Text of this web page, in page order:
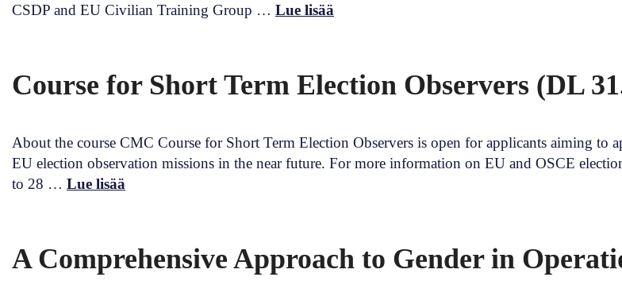
CSDP and EU Civilian Training Group … Lue lisää
Course for Short Term Election Observers (DL
About the course CMC Course for Short Term Election Observers is open for applicants aiming
EU election observation missions in the near future. For more information on EU and OSCE
to 28 … Lue lisää
A Comprehensive Approach to Gender in